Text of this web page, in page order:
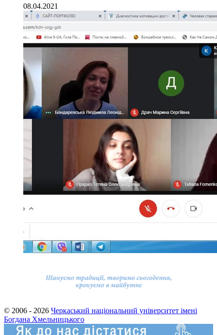
08.04.2021
© 2006 - 2026 Черкаський національний університет імені
Богдана Хмельницького